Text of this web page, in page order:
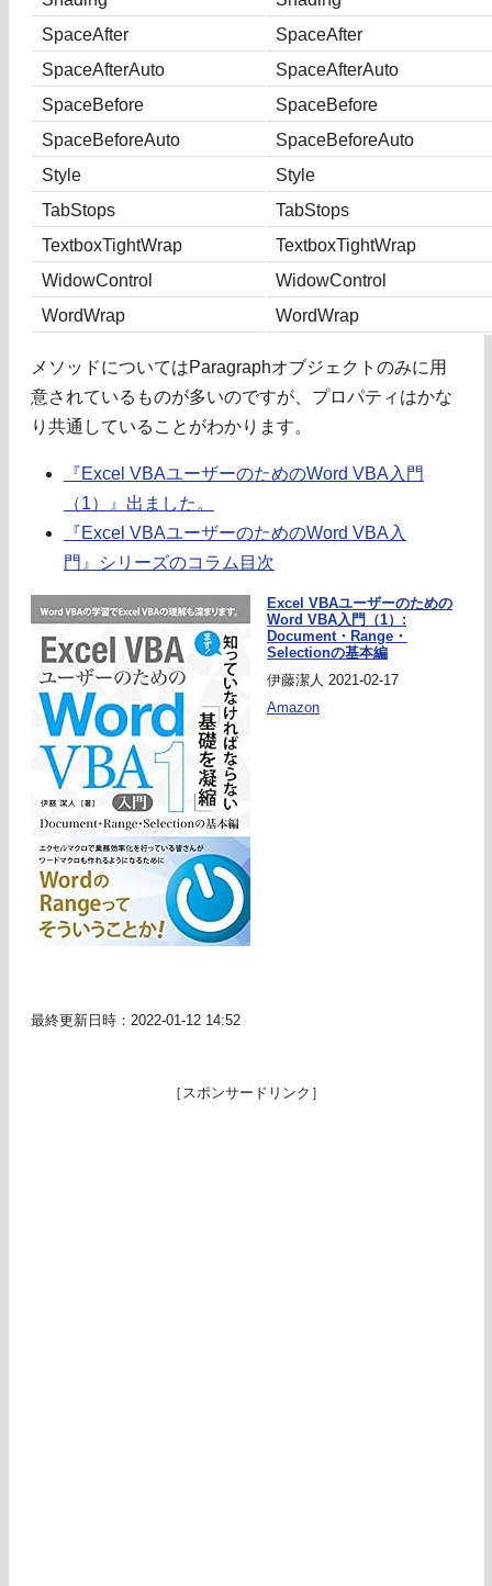
SpaceAfter
SpaceAfter
SpaceAfterAuto
SpaceAfterAuto
SpaceBefore
SpaceBefore
SpaceBeforeAuto
SpaceBeforeAuto
Style
Style
TabStops
TabStops
TextboxTightWrap
TextboxTightWrap
WidowControl
WidowControl
WordWrap
WordWrap
メソッドについてはParagraphオブジェクトのみに用
意されているものが多いのですが、プロパティはかな
り共通していることがわかります。
『Excel VBAユーザーのためのWord VBA入門
（1）』出ました。
『Excel VBAユーザーのためのWord VBA入
門』シリーズのコラム目次
Excel VBAユーザーのための
Word VBA入門（1）:
Document・Range・
Selectionの基本編
伊藤潔人 2021-02-17
Amazon
最終更新日時：2022-01-12 14:52
［スポンサードリンク］